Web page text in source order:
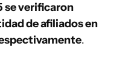
se verificaron
de afiliados en
.